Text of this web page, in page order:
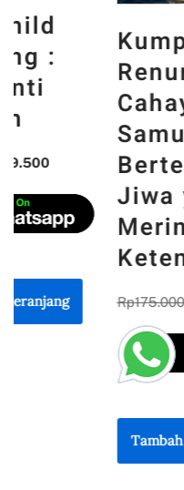
Kumpulan
Renungan :
Cahaya
Samudra Tak
Bertepi untuk
Jiwa yang
Merindukan
Ketenangan
Rp175.000 148.750
Tambah ke keranjang